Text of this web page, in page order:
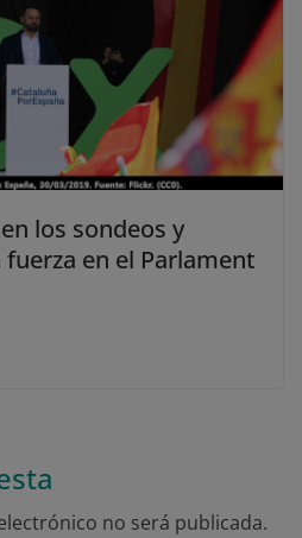
los sondeos y
en el Parlament
no será publicada.